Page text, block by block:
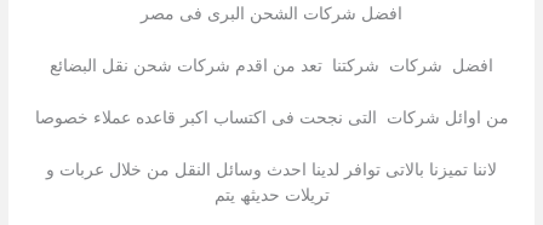
افضل شركات الشحن البرى فى مصر
افضل شركات شركتنا تعد من اقدم شركات شحن نقل البضائع
من اوائل شركات التى نجحت فى اكتساب اكبر قاعده عملاء خصوصا
لاننا تمیزنا بالاتى توافر لدینا احدث وسائل النقل من خلال عربات و
تریلات حدیثھ یتم